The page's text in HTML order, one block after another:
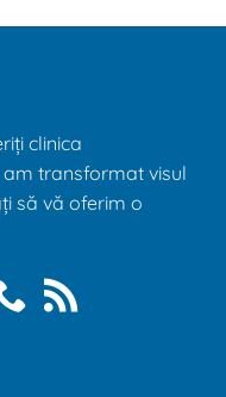
clinica
transformat visul
să vă oferim o